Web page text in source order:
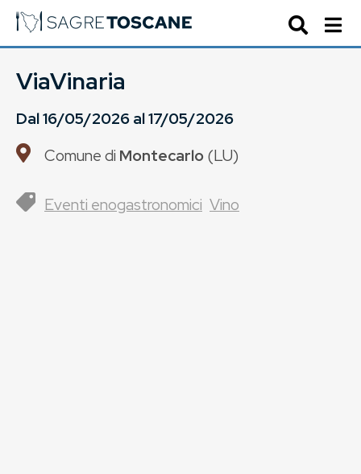
ViaVinaria
Dal16/05/2026al17/05/2026
Comune di Montecarlo(LU)
Eventi enogastronomici Vino